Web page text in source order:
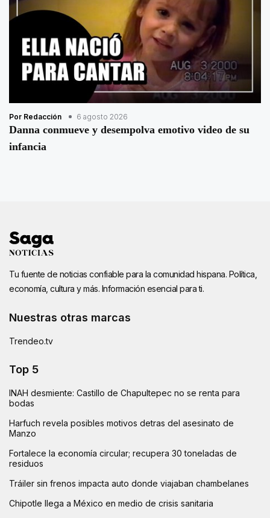
Por Redacción 6 agosto 2026
Danna conmueve y desempolva emotivo video de su
infancia
Tu fuente de noticias confiable para la comunidad hispana. Política,
economía, cultura y más. Información esencial para ti.
Nuestras otras marcas
Trendeo.tv
Top 5
INAH desmiente: Castillo de Chapultepec no se renta para
bodas
Harfuch revela posibles motivos detras del asesinato de
Manzo
Fortalece la economía circular; recupera 30 toneladas de
residuos
Tráiler sin frenos impacta auto donde viajaban chambelanes
Chipotle llega a México en medio de crisis sanitaria